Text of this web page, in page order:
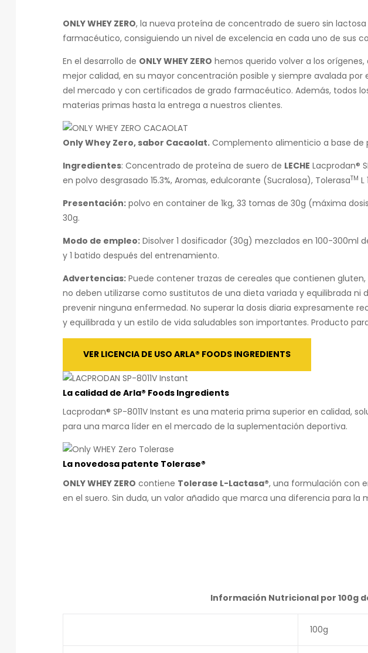
ONLY WHEY ZERO, la nueva proteína de concentrado de suero sin lactosa
farmacéutico, consiguiendo un nivel de excelencia en cada uno de sus
En el desarrollo de ONLY WHEY ZERO hemos querido volver a los
mejor calidad, en su mayor concentración posible y siempre avalada
del mercado y con certificados de grado farmacéutico. Además, todos
materias primas hasta la entrega a nuestros clientes.
Only Whey Zero, sabor Cacaolat. Complemento alimenticio a base de
Ingredientes: Concentrado de proteína de suero de LECHE Lacprodan®
en polvo desgrasado 15.3%, Aromas, edulcorante (Sucralosa), TolerasaTM L
Presentación: polvo en container de 1kg, 33 tomas de 30g (máxima
30g.
Modo de empleo: Disolver 1 dosificador (30g) mezclados en 100-300ml
y 1 batido después del entrenamiento.
Advertencias: Puede contener trazas de cereales que contienen
no deben utilizarse como sustitutos de una dieta variada y equilibrada
prevenir ninguna enfermedad. No superar la dosis diaria expresamente
y equilibrada y un estilo de vida saludables son importantes. Producto
VER LICENCIA DE USO ARLA® FOODS INGREDIENTS
La calidad de Arla® Foods Ingredients
Lacprodan® SP-8011V Instant es una materia prima superior en calidad,
para una marca líder en el mercado de la suplementación deportiva.
La novedosa patente Tolerase®
ONLY WHEY ZERO contiene Tolerase L-Lactasa®, una formulación con
en el suero. Sin duda, un valor añadido que marca una diferencia para
Información Nutricional por 100g
100g